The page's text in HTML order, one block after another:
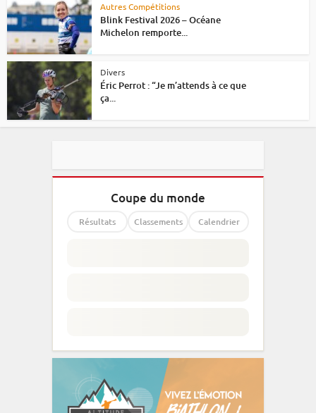
Autres Compétitions
Blink Festival 2026 – Océane
Michelon remporte...
Divers
Éric Perrot : “Je m’attends à ce que
ça...
Coupe du monde
Résultats Classements Calendrier